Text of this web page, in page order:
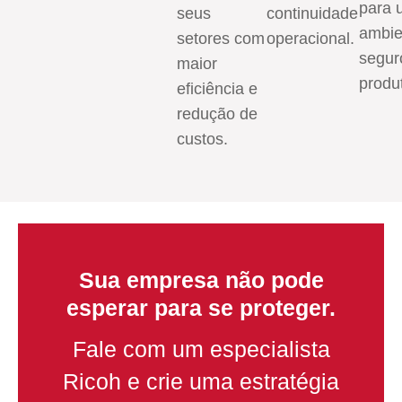
seus
setores com
maior
eficiência e
redução de
custos.
continuidade
operacional.
para
Sua empresa não pode
esperar para se proteger.
Fale com um especialista
Ricoh e crie uma estratégia